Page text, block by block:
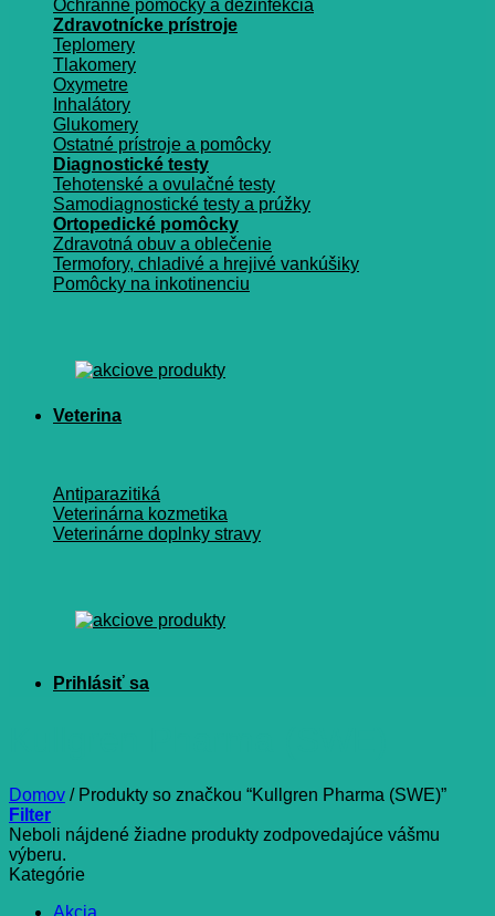
Ochranné pomôcky a dezinfekcia
Zdravotnícke prístroje
Teplomery
Tlakomery
Oxymetre
Inhalátory
Glukomery
Ostatné prístroje a pomôcky
Diagnostické testy
Tehotenské a ovulačné testy
Samodiagnostické testy a prúžky
Ortopedické pomôcky
Zdravotná obuv a oblečenie
Termofory, chladivé a hrejivé vankúšiky
Pomôcky na inkotinenciu
Veterina
Antiparazitiká
Veterinárna kozmetika
Veterinárne doplnky stravy
Domov /Produkty so značkou “Kullgren Pharma (SWE)”
Filter
Neboli nájdené žiadne produkty zodpovedajúce vášmu
výberu.
Kategórie
Akcia